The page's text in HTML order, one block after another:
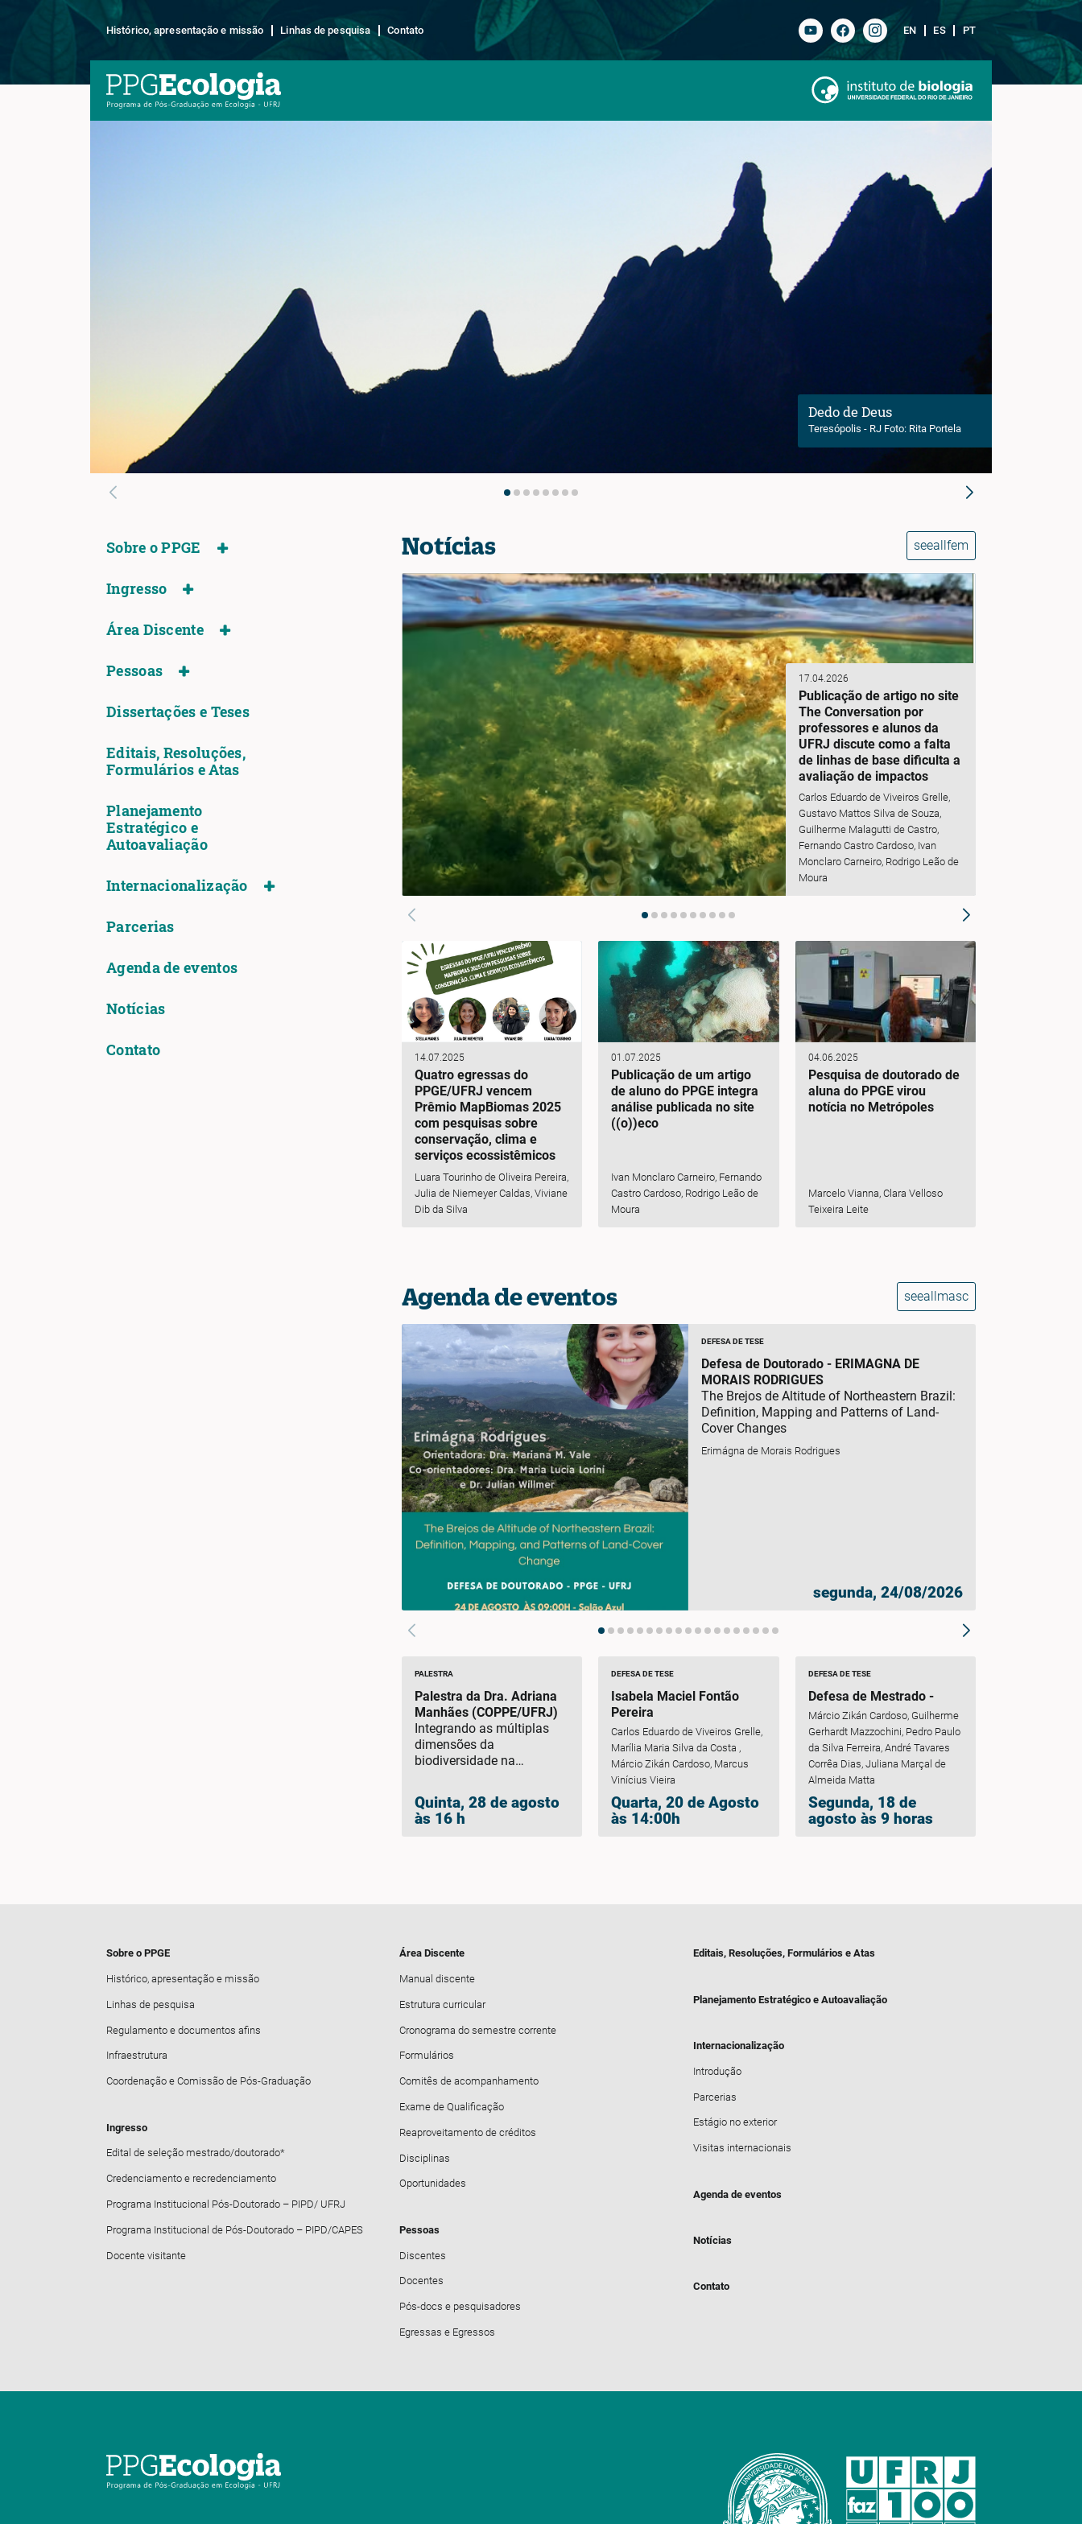
Histórico, apresentação e missão Linhas de pesquisa Contato EN ES PT
Dedo de Deus
Teresópolis - RJ Foto: Rita Portela
Sobre o PPGE
Ingresso
Área Discente
Pessoas
Dissertações e Teses
Editais, Resoluções,
Formulários e Atas
Planejamento
Estratégico e
Autoavaliação
Internacionalização
Parcerias
Agenda de eventos
Notícias
Contato
Notícias seeallfem
17.04.2026
Publicação de artigo no site
The Conversation por
professores e alunos da
UFRJ discute como a falta
de linhas de base dificulta a
avaliação de impactos
Carlos Eduardo de Viveiros Grelle,
Gustavo Mattos Silva de Souza,
Guilherme Malagutti de Castro,
Fernando Castro Cardoso, Ivan
Monclaro Carneiro, Rodrigo Leão de
Moura
14.07.2025
Quatro egressas do
PPGE/UFRJ vencem
Prêmio MapBiomas 2025
com pesquisas sobre
conservação, clima e
serviços ecossistêmicos
Luara Tourinho de Oliveira Pereira,
Julia de Niemeyer Caldas, Viviane
Dib da Silva
01.07.2025
Publicação de um artigo
de aluno do PPGE integra
análise publicada no site
((o))eco
Ivan Monclaro Carneiro, Fernando
Castro Cardoso, Rodrigo Leão de
Moura
04.06.2025
Pesquisa de doutorado de
aluna do PPGE virou
notícia no Metrópoles
Marcelo Vianna, Clara Velloso
Teixeira Leite
Agenda de eventos seeallmasc
DEFESA DE TESE
Defesa de Doutorado - ERIMAGNA DE
MORAIS RODRIGUES
The Brejos de Altitude of Northeastern Brazil:
Definition, Mapping and Patterns of Land-
Cover Changes
Erimágna de Morais Rodrigues
segunda, 24/08/2026
PALESTRA
Palestra da Dra. Adriana
Manhães (COPPE/UFRJ)
Integrando as múltiplas
dimensões da
biodiversidade na
Quinta, 28 de agosto
às 16 h
DEFESA DE TESE
Isabela Maciel Fontão
Pereira
Landscape, local features
and the diversity of bees in
small urban
agroecosystems: Small
Carlos Eduardo de Viveiros Grelle,
Marília Maria Silva da Costa ,
Márcio Zikán Cardoso, Marcus
Vinícius Vieira
Quarta, 20 de Agosto
às 14:00h
DEFESA DE TESE
Defesa de Mestrado -
Juliana Marçal
Estimativas de sequestro
de carbono em árvores
urbanas tropicais:
potencial de espécies,
influência de
características funcionais
Márcio Zikán Cardoso, Guilherme
Gerhardt Mazzochini, Pedro Paulo
da Silva Ferreira, André Tavares
Corrêa Dias, Juliana Marçal de
Almeida Matta
Segunda, 18 de
agosto às 9 horas
Sobre o PPGE
Histórico, apresentação e missão
Linhas de pesquisa
Regulamento e documentos afins
Infraestrutura
Coordenação e Comissão de Pós-Graduação
Ingresso
Edital de seleção mestrado/doutorado*
Credenciamento e recredenciamento
Programa Institucional Pós-Doutorado – PIPD/ UFRJ
Programa Institucional de Pós-Doutorado – PIPD/CAPES
Docente visitante
Área Discente
Manual discente
Estrutura curricular
Cronograma do semestre corrente
Formulários
Comitês de acompanhamento
Exame de Qualificação
Reaproveitamento de créditos
Disciplinas
Oportunidades
Pessoas
Discentes
Docentes
Pós-docs e pesquisadores
Egressas e Egressos
Editais, Resoluções, Formulários e Atas
Planejamento Estratégico e Autoavaliação
Internacionalização
Introdução
Parcerias
Estágio no exterior
Visitas internacionais
Agenda de eventos
Notícias
Contato